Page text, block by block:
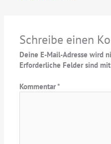
Schreibe einen
Deine E-Mail-Adresse wird
Erforderliche Felder sind
Kommentar*